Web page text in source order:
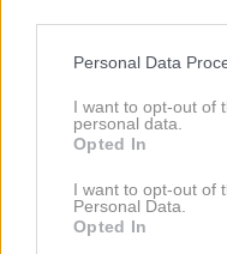
Please note that this
not limited to your visit
grant or deny consent
use your data for below
consent section.
Personal Data
I want to opt-out of
personal data.
Opted In
I want to opt-out of
Personal Data.
Opted In